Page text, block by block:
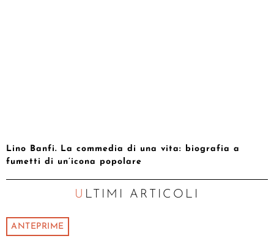
Lino Banfi. La commedia di una vita: biografia a
fumetti di un’icona popolare
ULTIMI ARTICOLI
ANTEPRIME